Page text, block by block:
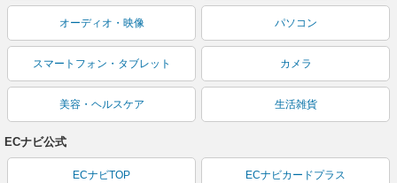
オーディオ・映像 パソコン
スマートフォン・タブレット カメラ
美容・ヘルスケア 生活雑貨
ECナビ公式
ECナビTOP ECナビカードプラス